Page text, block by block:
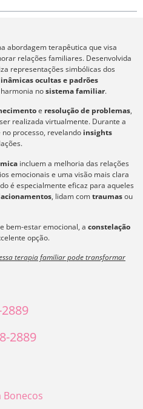
abordagem terapêutica que visa
relações familiares. Desenvolvida
representações simbólicas dos
ocultas e padrões
nosistema familiar.
e resolução de problemas,
realizada virtualmente. Durante a
processo, revelando insights
incluem a melhoria das relações
emocionais e uma visão mais clara
é especialmente eficaz para aqueles
, lidam comtraumasou
bem-estar emocional, a constelação
opção.
terapia familiar pode transformar
2889
Bonecos